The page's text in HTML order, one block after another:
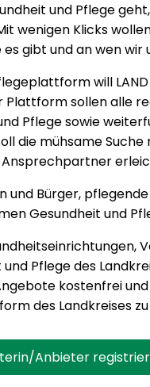
und Pflege
wenigen Klicks
gibt und an wen wir
will
sollen alle
Pflege sowie
die mühsame
und Bürger,
Gesundheit und
Pflege des
kostenfrei
des Landkreises
Anbieter